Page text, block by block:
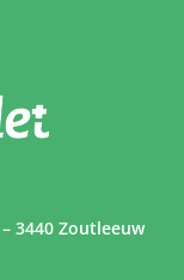
3440 Zoutleeuw